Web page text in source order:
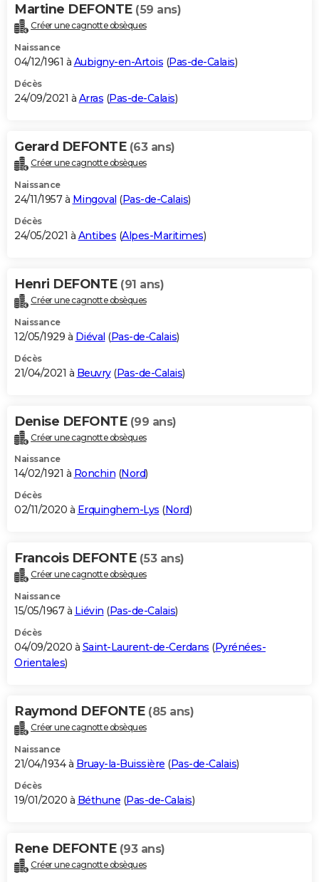
Martine DEFONTE (59 ans)
Créer une cagnotte obsèques
Naissance
04/12/1961 à Aubigny-en-Artois (Pas-de-Calais)
Décès
24/09/2021 à Arras (Pas-de-Calais)
Gerard DEFONTE (63 ans)
Créer une cagnotte obsèques
Naissance
24/11/1957 à Mingoval (Pas-de-Calais)
Décès
24/05/2021 à Antibes (Alpes-Maritimes)
Henri DEFONTE (91 ans)
Créer une cagnotte obsèques
Naissance
12/05/1929 à Diéval (Pas-de-Calais)
Décès
21/04/2021 à Beuvry(Pas-de-Calais)
Denise DEFONTE (99 ans)
Créer une cagnotte obsèques
Naissance
14/02/1921 à Ronchin (Nord)
Décès
02/11/2020 à Erquinghem-Lys (Nord)
Francois DEFONTE (53 ans)
Créer une cagnotte obsèques
Naissance
15/05/1967 à Liévin (Pas-de-Calais)
Décès
04/09/2020 à Saint-Laurent-de-Cerdans (Pyrénées-
Orientales)
Raymond DEFONTE (85 ans)
Créer une cagnotte obsèques
Naissance
21/04/1934 à Bruay-la-Buissière (Pas-de-Calais)
Décès
19/01/2020 à Béthune (Pas-de-Calais)
Rene DEFONTE (93 ans)
Créer une cagnotte obsèques